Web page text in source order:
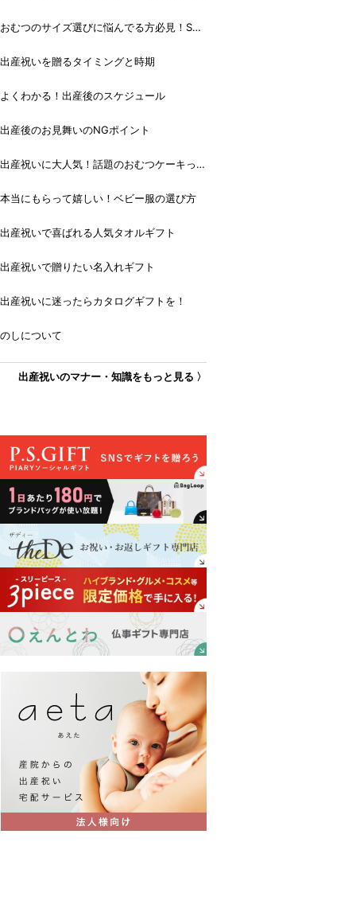
おむつのサイズ選びに悩んでる方必見！Sサ
出産祝いを贈るタイミングと時期
よくわかる！出産後のスケジュール
出産後のお見舞いのNGポイント
出産祝いに大人気！話題のおむつケーキっ
本当にもらって嬉しい！ベビー服の選び方
出産祝いで喜ばれる人気タオルギフト
出産祝いで贈りたい名入れギフト
出産祝いに迷ったらカタログギフトを！
のしについて
出産祝いのマナー・知識をもっと見る 〉